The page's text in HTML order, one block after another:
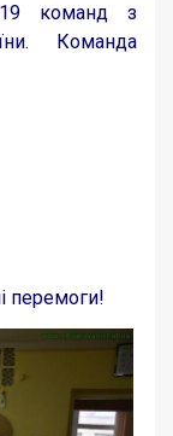
19 команд з
Команда
перемоги!